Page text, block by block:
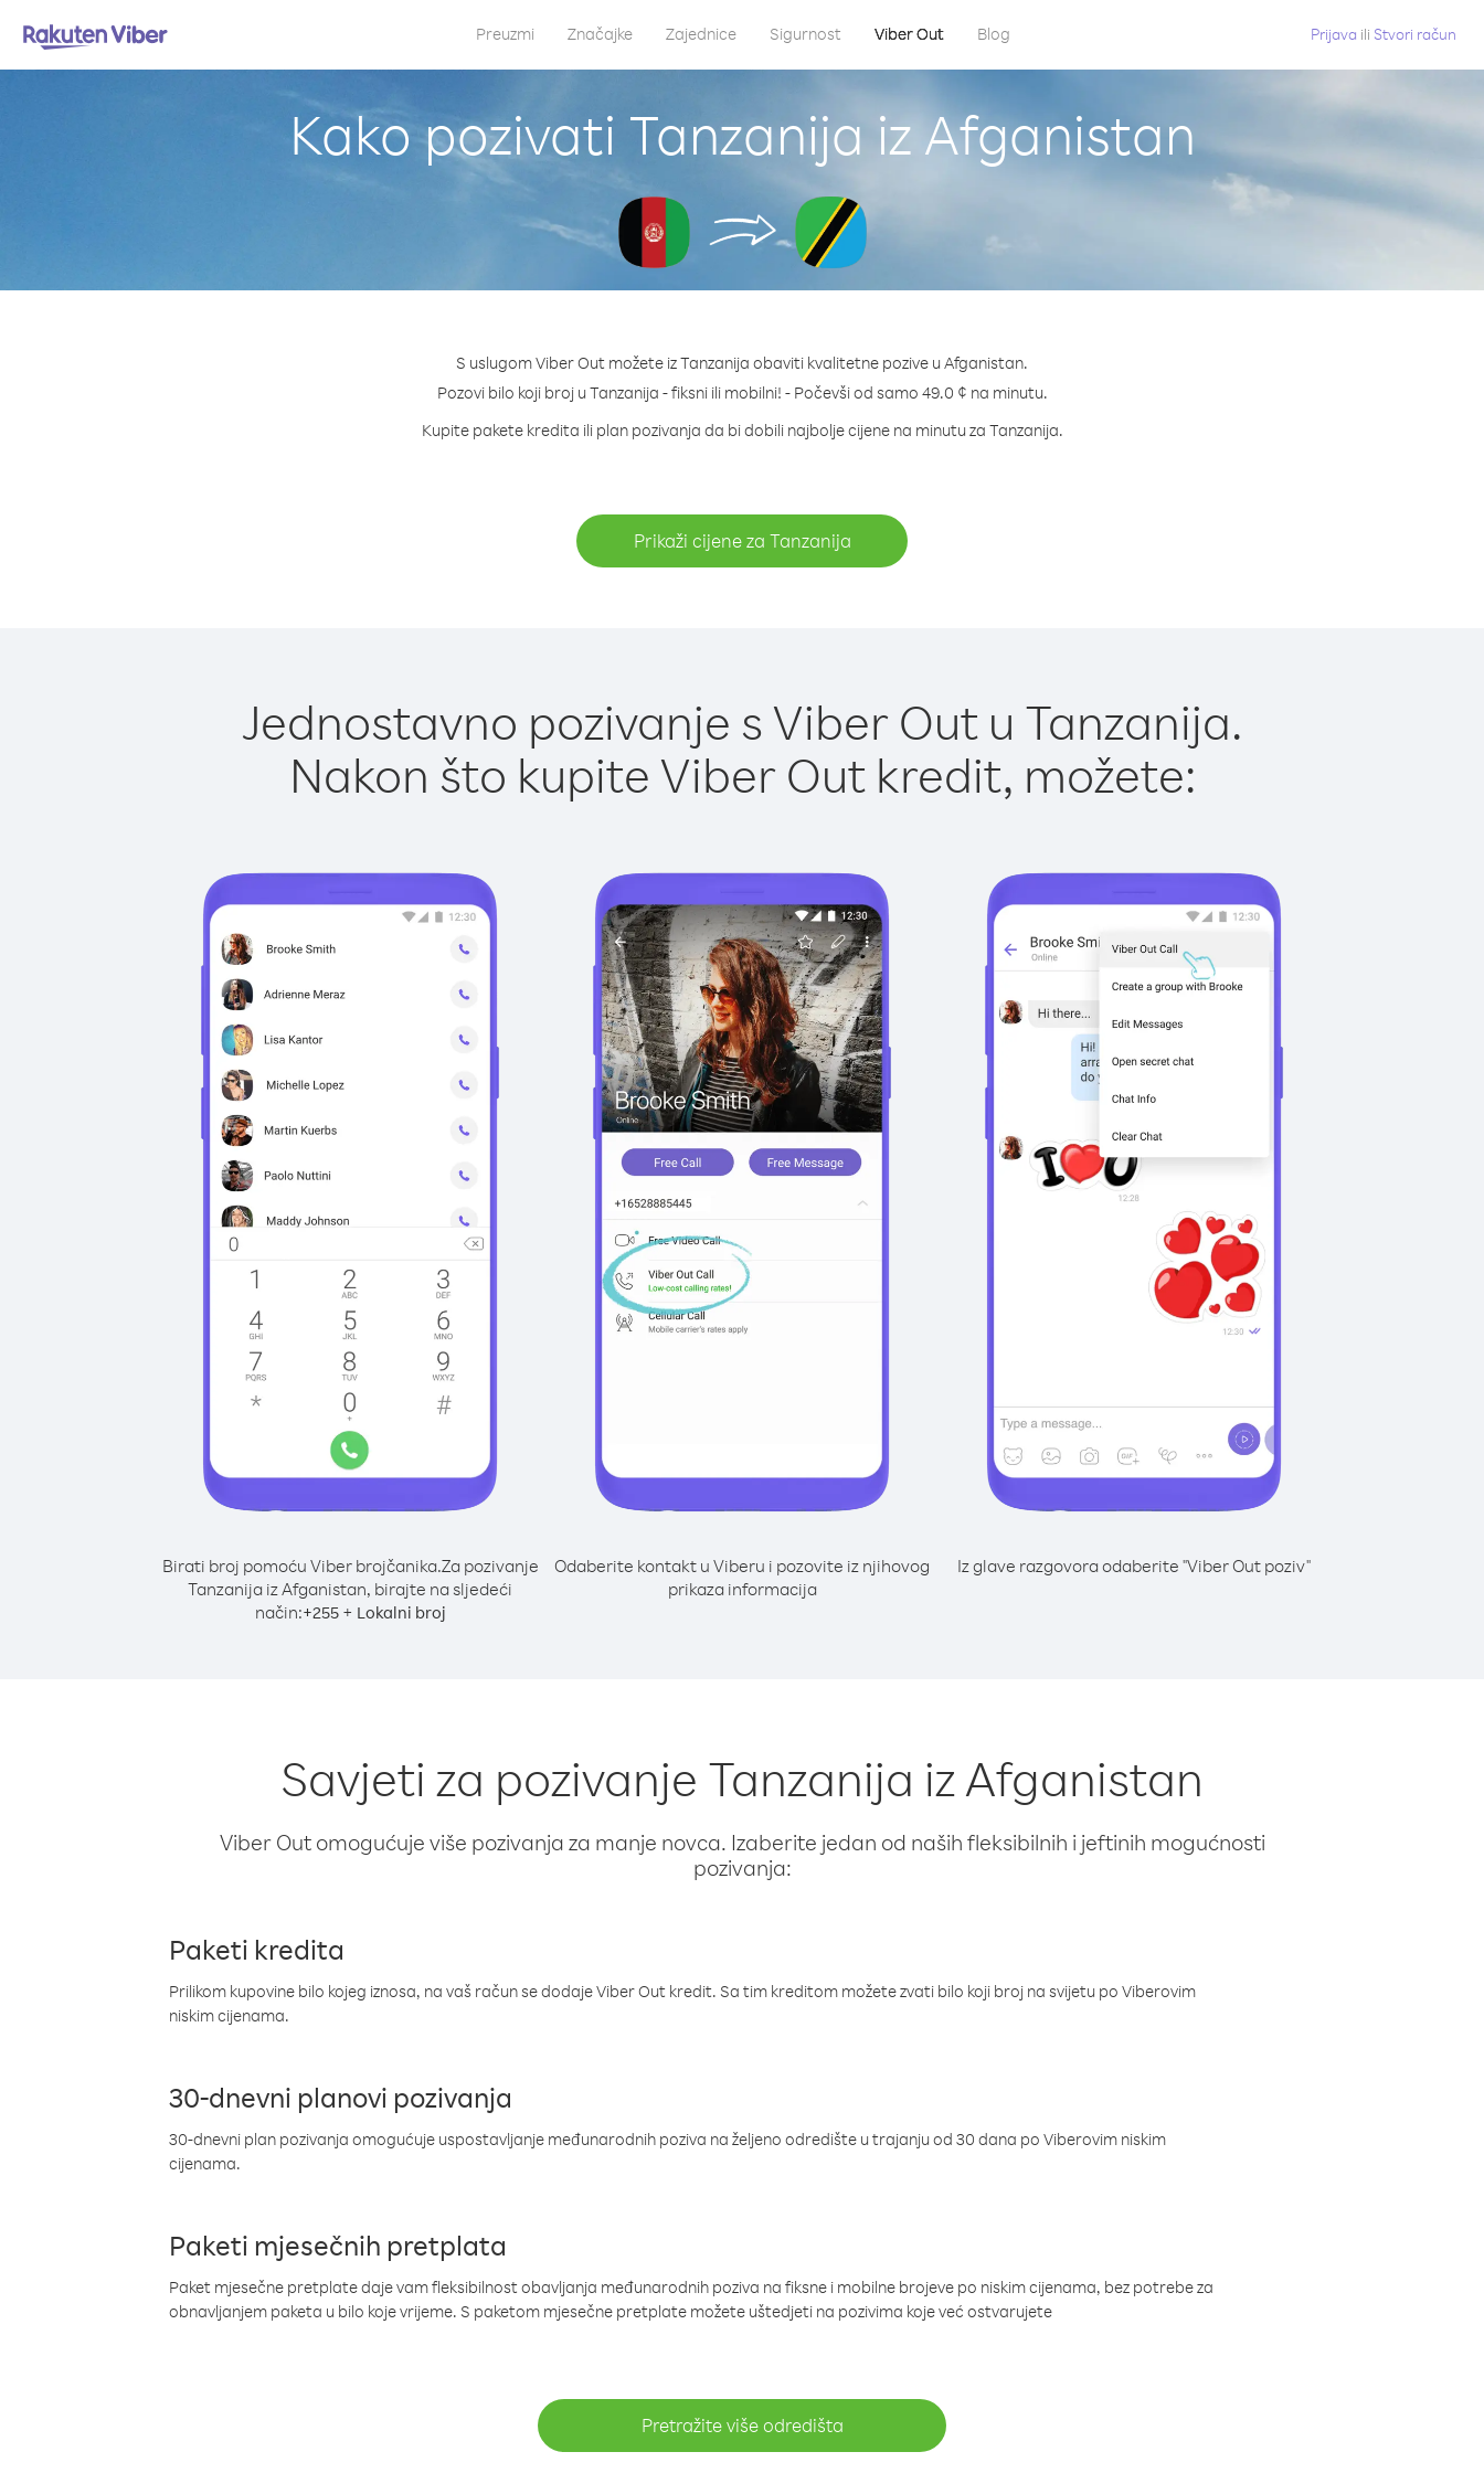
Preuzmi Značajke Zajednice Sigurnost Viber Out Blog Prijava ili Stvori račun
Kako pozivati Tanzanija iz Afganistan
S uslugom Viber Out možete iz Tanzanija obaviti kvalitetne pozive u Afganistan.
Pozovi bilo koji broj u Tanzanija - fiksni ili mobilni! - Počevši od samo 49.0 ¢ na minutu.
Kupite pakete kredita ili plan pozivanja da bi dobili najbolje cijene na minutu za Tanzanija.
Prikaži cijene za Tanzanija
Jednostavno pozivanje s Viber Out u Tanzanija.
Nakon što kupite Viber Out kredit, možete:
Birati broj pomoću Viber brojčanika.Za pozivanje
Tanzanija iz Afganistan, birajte na sljedeći
način:+255+ Lokalni broj
Odaberite kontakt u Viberu i pozovite iz njihovog
prikaza informacija
Iz glave razgovora odaberite "Viber Out poziv"
Savjeti za pozivanje Tanzanija iz Afganistan
Viber Out omogućuje više pozivanja za manje novca. Izaberite jedan od naših fleksibilnih i jeftinih mogućnosti
pozivanja:
Paketi kredita
Prilikom kupovine bilo kojeg iznosa, na vaš račun se dodaje Viber Out kredit. Sa tim kreditom možete zvati bilo koji broj na svijetu po Viberovim
niskim cijenama.
30-dnevni planovi pozivanja
30-dnevni plan pozivanja omogućuje uspostavljanje međunarodnih poziva na željeno odredište u trajanju od 30 dana po Viberovim niskim
cijenama.
Paketi mjesečnih pretplata
Paket mjesečne pretplate daje vam fleksibilnost obavljanja međunarodnih poziva na fiksne i mobilne brojeve po niskim cijenama, bez potrebe za
obnavljanjem paketa u bilo koje vrijeme. S paketom mjesečne pretplate možete uštedjeti na pozivima koje već ostvarujete
Pretražite više odredišta